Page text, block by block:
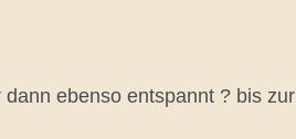
ebenso entspannt ? bis zur